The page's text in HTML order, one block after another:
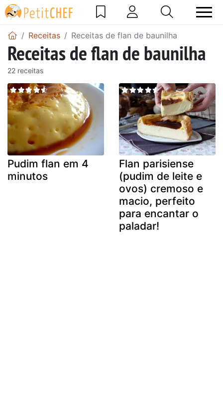
Receitas Receitas de flan de baunilha
Receitas de flan de baunilha
22 receitas
Pudim flan em 4
minutos
Flan parisiense
(pudim de leite e
ovos) cremoso e
macio, perfeito
para encantar o
paladar!